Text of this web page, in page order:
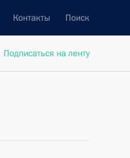
Контакты Поиск
Подписаться на ленту